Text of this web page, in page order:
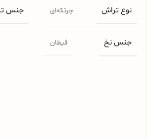
نوع تراش چرتکه‌ای جنس
جنس نخ قیطان